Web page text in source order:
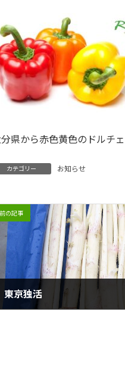
県から赤色黄色のドルチ
カテゴリー お知らせ
前の記事
東京独活